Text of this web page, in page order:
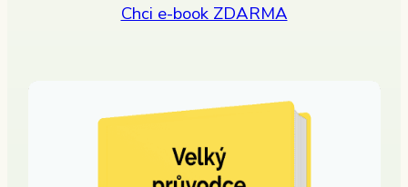
Chci e-book ZDARMA